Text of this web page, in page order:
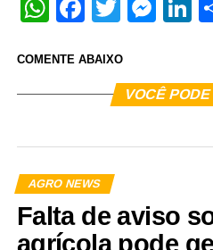
WhatsApp
Facebook
Twitter
COMENTE ABAIXO
VOCÊ
AGRO NEWS
Falta de aviso
agrícola pode